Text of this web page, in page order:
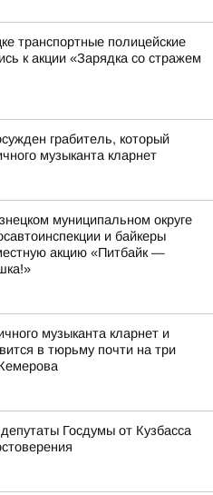
транспортные полицейские
к акции «Зарядка со стражем
грабитель, который
музыканта кларнет
муниципальном округе
и байкеры
акцию «Питбайк —
музыканта кларнет и
в тюрьму почти на три
Госдумы от Кузбасса